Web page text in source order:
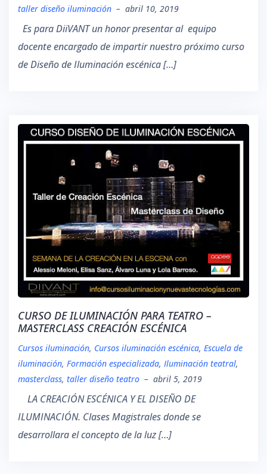
taller diseño iluminación – abril 10, 2019
Es para DiiVANT un honor presentar al equipo
docente encargado de impartir nuestro próximo curso
de Diseño de Iluminación escénica […]
CURSO DE ILUMINACIÓN PARA TEATRO –
MASTERCLASS CREACIÓN ESCÉNICA
Cursos iluminación, Cursos iluminación escénica, Escuela de
iluminación, Formación especializada, Iluminación teatral,
masterclass, taller diseño teatro – abril 5, 2019
LA CREACIÓN ESCÉNICA Y EL DISEÑO DE
ILUMINACIÓN. Clases Magistrales donde se
desarrollara el concepto de la luz […]